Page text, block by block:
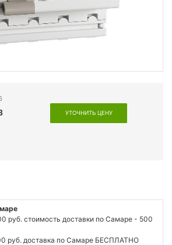
УТОЧНИТЬ ЦЕНУ
руб. стоимость доставки по Самаре - 500
руб. доставка по Самаре БЕСПЛАТНО